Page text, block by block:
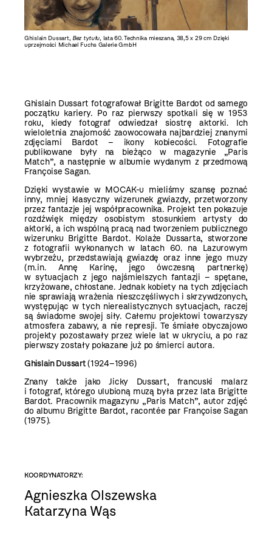
Ghislain Dussart, Bez tytułu, lata 60. Technika mieszana, 28 x 22 cm Dzięki
uprzejmości Michael Fuchs Galerie GmbH
Ghislain Dussart, Bez tytułu, lata 60. Technika mieszana, 38,5 x 29 cm Dzięki
uprzejmości Michael Fuchs Galerie GmbH
Ghislain Dussart fotografował Brigitte Bardot od samego
początku kariery. Po raz pierwszy spotkali się w 1953
roku, kiedy fotograf odwiedzał siostrę aktorki. Ich
wieloletnia znajomość zaowocowała najbardziej znanymi
zdjęciami Bardot – ikony kobiecości. Fotografie
publikowane były na bieżąco w magazynie „Paris
Match”, a następnie w albumie wydanym z przedmową
Françoise Sagan.
Dzięki wystawie w MOCAK-u mieliśmy szansę poznać
inny, mniej klasyczny wizerunek gwiazdy, przetworzony
przez fantazje jej współpracownika. Projekt ten pokazuje
rozdźwięk między osobistym stosunkiem artysty do
aktorki, a ich wspólną pracą nad tworzeniem publicznego
wizerunku Brigitte Bardot. Kolaże Dussarta, stworzone
z fotografii wykonanych w latach 60. na Lazurowym
wybrzeżu, przedstawiają gwiazdę oraz inne jego muzy
(m.in. Annę Karinę, jego ówczesną partnerkę)
w sytuacjach z jego najśmielszych fantazji – spętane,
krzyżowane, chłostane. Jednak kobiety na tych zdjęciach
nie sprawiają wrażenia nieszczęśliwych i skrzywdzonych,
występując w tych nierealistycznych sytuacjach, raczej
są świadome swojej siły. Całemu projektowi towarzyszy
atmosfera zabawy, a nie represji. Te śmiałe obyczajowo
projekty pozostawały przez wiele lat w ukryciu, a po raz
pierwszy zostały pokazane już po śmierci autora.
Ghislain Dussart(1924–1996)
Znany także jako Jicky Dussart, francuski malarz
i fotograf, którego ulubioną muzą była przez lata Brigitte
Bardot. Pracownik magazynu „Paris Match”, autor zdjęć
do albumu Brigitte Bardot, racontée par Françoise Sagan
(1975).
KOORDYNATORZY:
Agnieszka Olszewska
Katarzyna Wąs